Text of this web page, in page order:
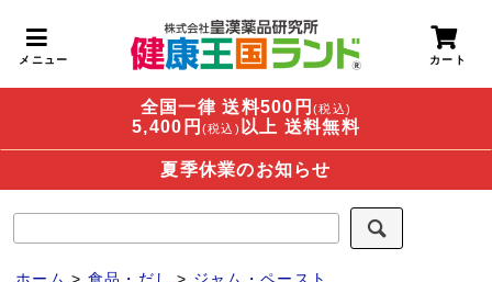
全国一律 送料500円 (税込)
5,400円 (税込) 以上 送料無料
夏季休業のお知らせ